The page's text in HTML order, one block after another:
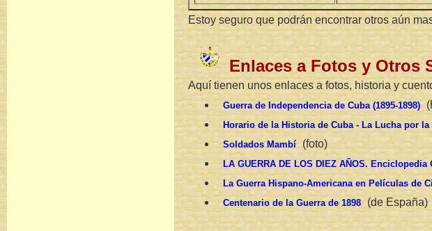
Estoy seguro que podrán encontrar otros aún
Enlaces a Fotos y Otros
Aquí tienen unos enlaces a fotos, historia y
Guerra de Independencia de Cuba (1895-1898)
Horario de la Historia de Cuba - La Lucha por
Soldados Mambí (foto)
LA GUERRA DE LOS DIEZ AÑOS.
La Guerra Hispano-Americana en Películas de
Centenario de la Guerra de 1898 (de España)